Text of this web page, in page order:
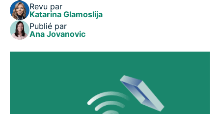
Les risques liés à l’utilisation du wifi public gratuit
(et comment rester en sécurité)
Dépannage technique : que faire si on ne trouve
FAQ : tout ce qu’il faut savoir sur le wifi gratuit
Revu par
Katarina Glamoslija
Publié par
Ana Jovanovic